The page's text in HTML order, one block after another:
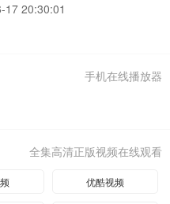
17 20:30:01
手机在线播放器
全集高清正版视频在线观看
优酷视频